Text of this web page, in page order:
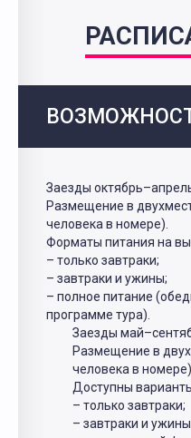
Заезды
Размещение в
человека в номере).
Форматы питания на
– только завтраки;
– завтраки и ужины;
– полное питание
программе тура).
Заезды
Размещение в
человека в номере).
Доступны
– только завтраки;
– завтраки и